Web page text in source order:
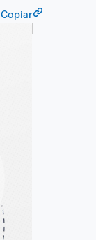
Copiar